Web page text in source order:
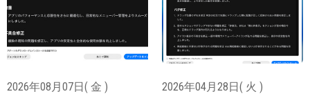
2026年08月07日( 金 ) 2026年04月28日( 火 )